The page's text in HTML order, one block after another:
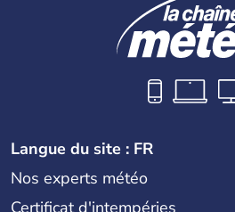
Langue du site : FR
Nos experts météo
Certificat d'intempéries